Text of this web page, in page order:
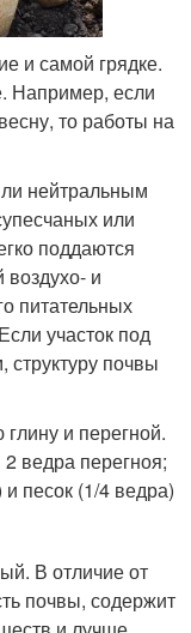
и самой грядке.
Например, если
то работы на
нейтральным
или
поддаются
воздухо- и
питательных
участок под
структуру почвы
глину и перегной.
ведра перегноя;
песок (1/4 ведра)
В отличие от
почвы, содержит